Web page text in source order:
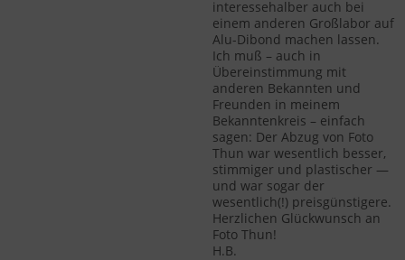
interessehalber auch bei
einem anderen Großlabor auf
Alu-Dibond machen lassen.
Ich muß – auch in
Übereinstimmung mit
anderen Bekannten und
Freunden in meinem
Bekanntenkreis – einfach
sagen: Der Abzug von Foto
Thun war wesentlich besser,
stimmiger und plastischer —
und war sogar der
wesentlich(!) preisgünstigere.
Herzlichen Glückwunsch an
Foto Thun!
H.B.